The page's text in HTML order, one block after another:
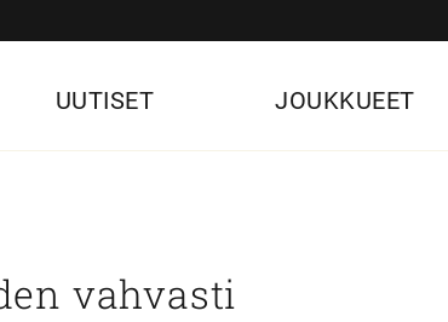
UUTISET JOUKKUEET
vahvasti